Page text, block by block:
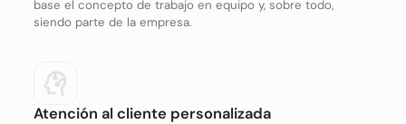
base el concepto de trabajo en equipo y, sobre todo,
siendo parte de la empresa.
Atención al cliente personalizada